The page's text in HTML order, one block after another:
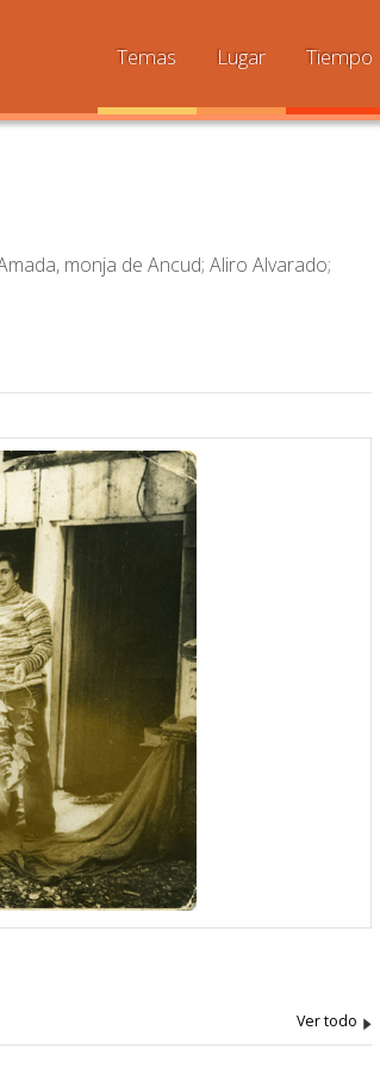
Temas Lugar Tiempo
monja de Ancud; Aliro Alvarado;